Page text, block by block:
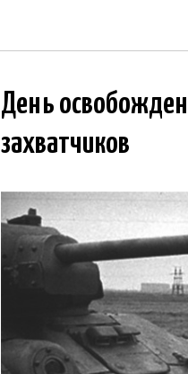
День
захватчиков